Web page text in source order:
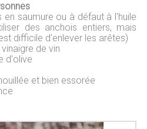
saumure ou à défaut à l'huile
des anchois entiers, mais
difficile d'enlever les arêtes)
de vin
d'olive
et bien essorée